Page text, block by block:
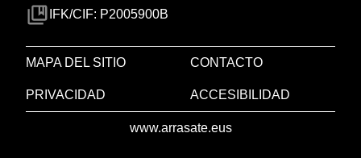
IFK/CIF: P2005900B
MAPA DEL SITIO CONTACTO
PRIVACIDAD ACCESIBILIDAD
www.arrasate.eus